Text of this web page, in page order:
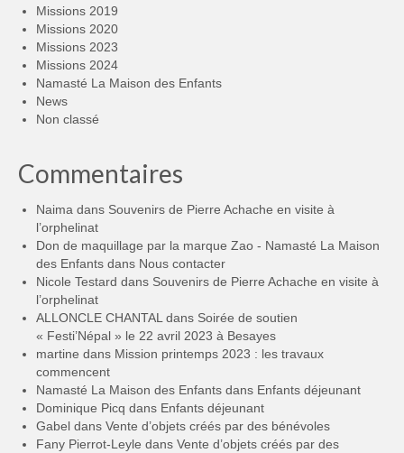
Missions 2019
Missions 2020
Missions 2023
Missions 2024
Namasté La Maison des Enfants
News
Non classé
Commentaires
Naima dans Souvenirs de Pierre Achache en visite à
l’orphelinat
Don de maquillage par la marque Zao - Namasté La Maison
des Enfants dans Nous contacter
Nicole Testard dans Souvenirs de Pierre Achache en visite à
l’orphelinat
ALLONCLE CHANTAL dans Soirée de soutien
« Festi’Népal » le 22 avril 2023 à Besayes
martine dans Mission printemps 2023 : les travaux
commencent
Namasté La Maison des Enfants dans Enfants déjeunant
Dominique Picq dans Enfants déjeunant
Gabel dans Vente d’objets créés par des bénévoles
Fany Pierrot-Leyle dans Vente d’objets créés par des